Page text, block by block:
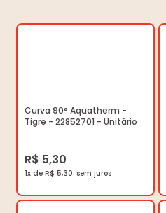
Curva 90° Aquatherm -
Tigre - 22852701 - Unitário
R$ 5,30
1x de R$ 5,30